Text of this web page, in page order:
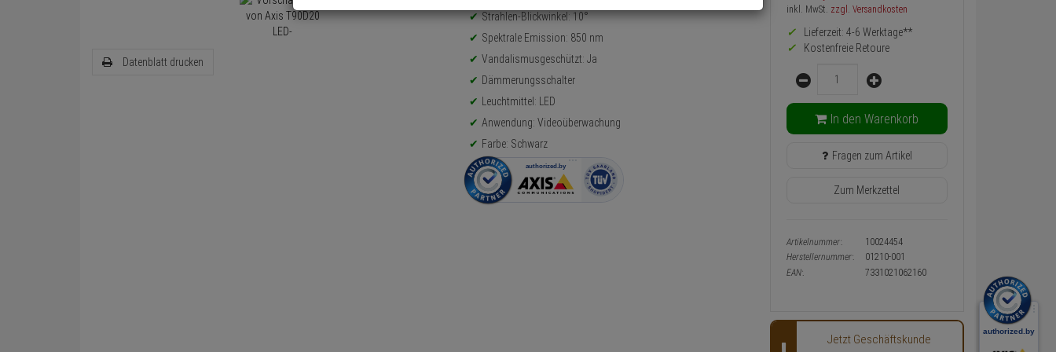
Datenblatt drucken
Strahlen-Blickwinkel: 10°
Spektrale Emission: 850 nm
Vandalismusgeschützt: Ja
Dämmerungsschalter
Leuchtmittel: LED
Anwendung: Videoüberwachung
Farbe: Schwarz
Preis,
und
Warenkorb-
Konfigurieren-
Button
inkl. MwSt. zzgl. Versandkosten
Lieferzeit: 4-6 Werktage**
Kostenfreie Retoure
Menge
In den Warenkorb
Fragen zum Artikel
Zum Merkzettel
Artikelnummer:
10024454
Herstellernummer:
01210-001
EAN:
7331021062160
Jetzt Geschäftskunde